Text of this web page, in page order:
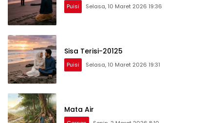
Puisi Selasa, 10 Maret 2026 19:36
Sisa Terisi-20125
Puisi Selasa, 10 Maret 2026 19:31
Mata Air